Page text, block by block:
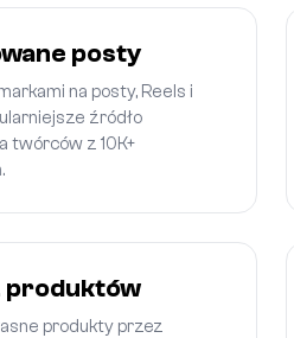
posty
na posty, Reels i
źródło
twórców z 10K+
produktów
produkty przez